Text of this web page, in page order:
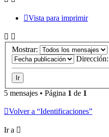
Vista para imprimir
Mostrar:
Dirección:
5 mensajes • Página 1 de 1
Volver a “Identificaciones”
Ir a